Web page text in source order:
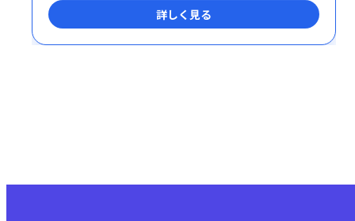
ングサービスです。
詳しく見る